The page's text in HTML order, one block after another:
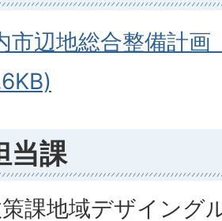
市辺地総合整備計画
当課
課地域デザイング